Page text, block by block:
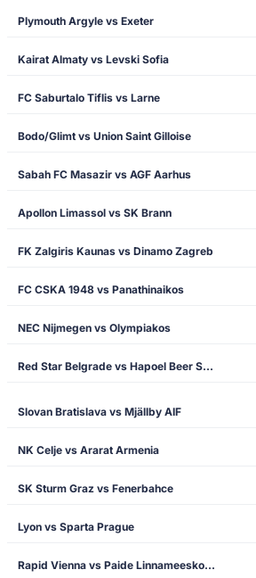
Plymouth Argyle vs Exeter
Kairat Almaty vs Levski Sofia
FC Saburtalo Tiflis vs Larne
Bodo/Glimt vs Union Saint Gilloise
Sabah FC Masazir vs AGF Aarhus
Apollon Limassol vs SK Brann
FK Zalgiris Kaunas vs Dinamo Zagreb
FC CSKA 1948 vs Panathinaikos
NEC Nijmegen vs Olympiakos
Red Star Belgrade vs Hapoel Beer Sheva
Slovan Bratislava vs Mjällby AIF
NK Celje vs Ararat Armenia
SK Sturm Graz vs Fenerbahce
Lyon vs Sparta Prague
Rapid Vienna vs Paide Linnameeskond